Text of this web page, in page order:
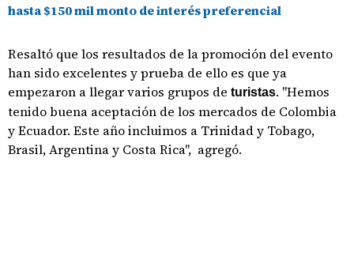
hasta $150 mil monto de interés preferencial
Resaltó que los resultados de la promoción del evento
han sido excelentes y prueba de ello es que ya
empezaron a llegar varios grupos de turistas. "Hemos
tenido buena aceptación de los mercados de Colombia
y Ecuador. Este año incluimos a Trinidad y Tobago,
Brasil, Argentina y Costa Rica", agregó.